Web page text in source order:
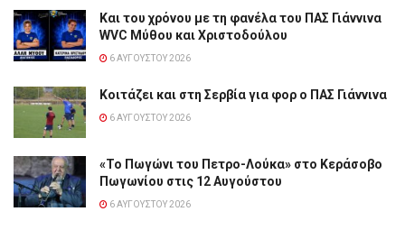
Και του χρόνου με τη φανέλα του ΠΑΣ Γιάννινα
WVC Μύθου και Χριστοδούλου
6 ΑΥΓΟΎΣΤΟΥ 2026
Κοιτάζει και στη Σερβία για φορ ο ΠΑΣ Γιάννινα
6 ΑΥΓΟΎΣΤΟΥ 2026
«Το Πωγώνι του Πετρο-Λούκα» στο Κεράσοβο
Πωγωνίου στις 12 Αυγούστου
6 ΑΥΓΟΎΣΤΟΥ 2026